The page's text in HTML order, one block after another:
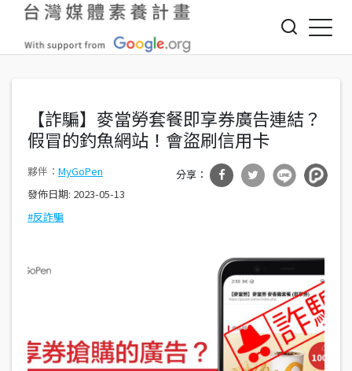
Jump to Navigation
Jump to Main content
【詐騙】麥當勞套餐即享券廣告連結？
假冒的釣魚網站！會盜刷信用卡
MyGoPen
發佈日期: 2023-05-13
反詐騙
ok